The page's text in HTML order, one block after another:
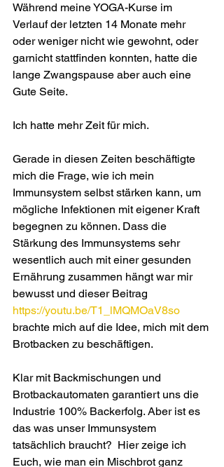
Während meine YOGA-Kurse im
Verlauf der letzten 14 Monate mehr
oder weniger nicht wie gewohnt, oder
garnicht stattfinden konnten, hatte die
lange Zwangspause aber auch eine
Gute Seite.
Ich hatte mehr Zeit für mich.
Gerade in diesen Zeiten beschäftigte
mich die Frage, wie ich mein
Immunsystem selbst stärken kann, um
mögliche Infektionen mit eigener Kraft
begegnen zu können. Dass die
Stärkung des Immunsystems sehr
wesentlich auch mit einer gesunden
Ernährung zusammen hängt war mir
bewusst und dieser Beitrag
https://youtu.be/T1_lMQMOaV8so
brachte mich auf die Idee, mich mit dem
Brotbacken zu beschäftigen.
Klar mit Backmischungen und
Brotbackautomaten garantiert uns die
Industrie 100% Backerfolg. Aber ist es
das was unser Immunsystem
tatsächlich braucht?  Hier zeige ich
Euch, wie man ein Mischbrot ganz